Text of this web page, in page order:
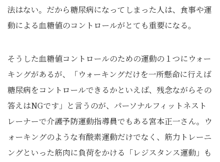
法はない。だから糖尿病になってしまった人は、食事や運
動による血糖値のコントロールがとても重要になる。
そうした血糖値コントロールのための運動の１つにウォー
キングがあるが、「ウォーキングだけを一所懸命に行えば
糖尿病をコントロールできるかといえば、残念ながらその
答えはNGです」と言うのが、パーソナルフィットネスト
レーナーで介護予防運動指導員でもある宮本正一さん。ウ
ォーキングのような有酸素運動だけでなく、筋力トレーニ
ングといった筋肉に負荷をかける「レジスタンス運動」も